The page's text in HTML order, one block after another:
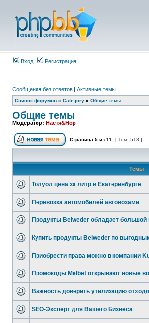
Вход Регистрация
Сообщения без ответов | Активные темы
Список форумов » Category » Общие темы
Общие темы
Модератор: Настя&Нор
Страница 5 из 11 [ Тем: 518 ]
Темы
Толуол цена за литр в Екатеринбурге
Перевозка автомобилей автовозами
Продукты Belweder обладает большой
Купить продукты Belweder по
Приобрести права можно в компании
Промокоды Melbet открывают новые
Важность доверить утилизацию
SEO-Эксперт для Вашего Бизнеса